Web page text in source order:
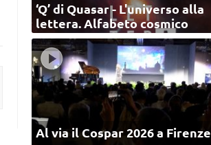
‘Q’ di Quasar - L'universo alla
lettera. Alfabeto cosmico
Al via il Cospar 2026 a Firenze